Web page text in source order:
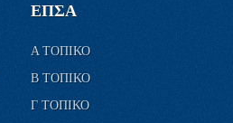
ΕΠΣΑ
Α ΤΟΠΙΚΟ
Β ΤΟΠΙΚΟ
Γ ΤΟΠΙΚΟ